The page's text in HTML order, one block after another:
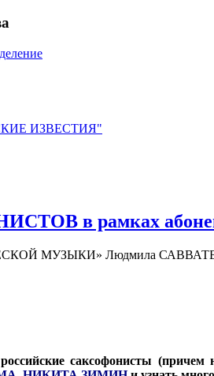
ИЗВЕСТИЯ"
в рамках
МУЗЫКИ» Людмила
саксофонисты